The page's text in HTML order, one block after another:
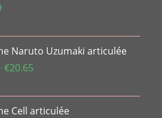
Naruto Uzumaki articulée
Le
initial
était :
€20.65
actuel
est :
Cell articulée